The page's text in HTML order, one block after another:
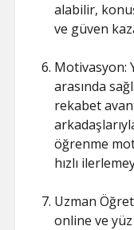
alabilir,
ve güven
Motivasyon:
arasında
rekabet
öğrenme
hızlı
Uzman
online ve